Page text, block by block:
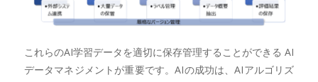
これらのAI学習データを適切に保存管理することができる AI
データマネジメントが重要です。AIの成功は、AIアルゴリズ